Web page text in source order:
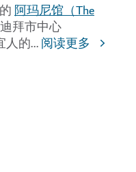
阿玛尼馆（The
拜市中心
人的...阅读更多